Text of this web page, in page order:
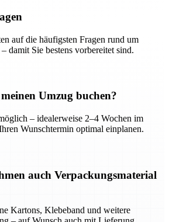
auf die häufigsten Fragen rund um
damit Sie bestens vorbereitet sind.
Umzug buchen?
– idealerweise 2–4 Wochen im
Wunschtermin optimal einplanen.
auch Verpackungsmaterial
Kartons, Klebeband und weitere